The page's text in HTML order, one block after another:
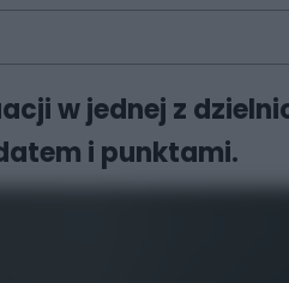
w jednej z
i punktami.